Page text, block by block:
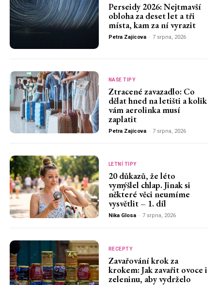
Perseidy 2026: Nejtmavší
obloha za deset let a tři
místa, kam za ní vyrazit
Petra Zajícova - 7 srpna, 2026
NAŠE TIPY
Ztracené zavazadlo: Co
dělat hned na letišti a kolik
vám aerolinka musí
zaplatit
Petra Zajícova - 7 srpna, 2026
LETNÍ TIPY
20 důkazů, že léto
vymýšlel chlap. Jinak si
některé věci neumíme
vysvětlit – 1. díl
Nika Glosa - 7 srpna, 2026
RECEPTY
Zavařování krok za
krokem: Jak zavařit ovoce i
zeleninu, aby vydrželo